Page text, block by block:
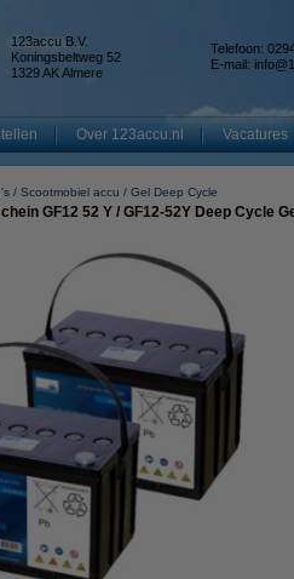
123accu B.V.
Koningsbeltweg 52
1329 AK Almere
Telefoon:
E-mail:
Over 123accu.nl Vacatures
Scootmobiel accu Gel Deep Cycle
GF12 52 Y / GF12-52Y Deep Cycle